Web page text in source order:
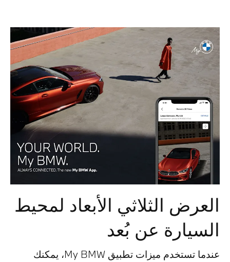
العرض الثلاثي الأبعاد لمحيط
السيارة عن بُعد
عندما تستخدم ميزات تطبيق My BMW، يمكنك